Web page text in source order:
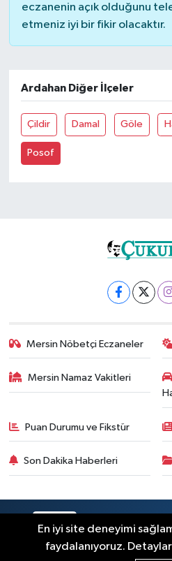
eczanenin açık olduğunu
etmeniz iyi bir fikir olacaktır.
Ardahan Diğer İlçeler
Çildir Damal Göle
Posof
Mersin Nöbetçi Eczaneler
Mersin Namaz Vakitleri
Puan Durumu ve Fikstür
Son Dakika Haberleri
En iyi site deneyimi
faydalanıyoruz.